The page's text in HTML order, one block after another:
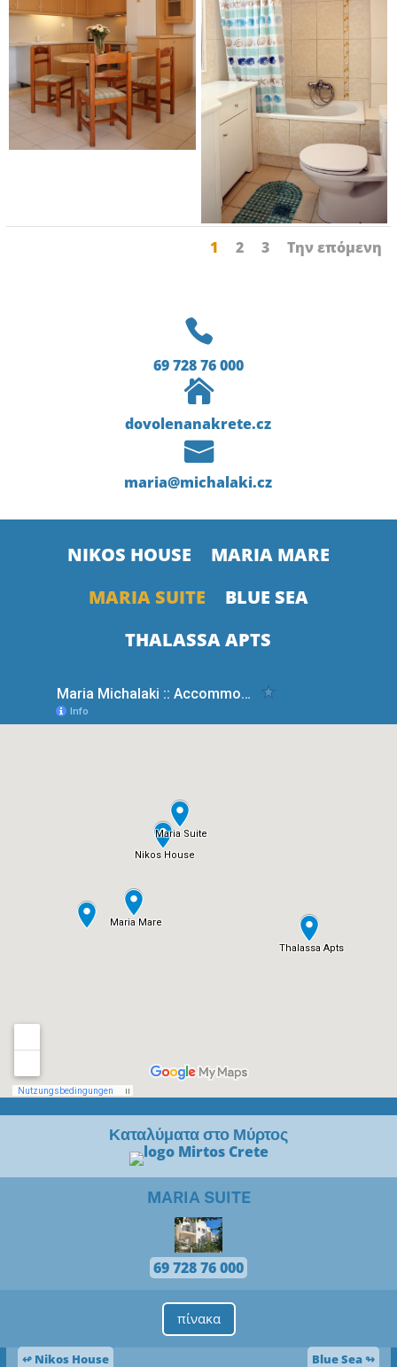
1 2 3 Την επόμενη

69 728 76 000

dovolenanakrete.cz

maria@michalaki.cz
NIKOS HOUSE
MARIA MARE
MARIA SUITE
BLUE SEA
THALASSA APTS
Καταλύματα στο Μύρτος
MARIA SUITE
69 728 76 000
πίνακα
Blue Sea ↬
↫ Nikos House